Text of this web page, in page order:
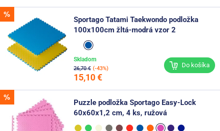
Sportago Tatami Taekwondo podložka
100x100cm žltá-modrá vzor 2
26,70 € (-43%)
15,10 €
Skladom
Do košíka
Puzzle podložka Sportago Easy-Lock
60x60x1,2 cm, 4 ks, ružová